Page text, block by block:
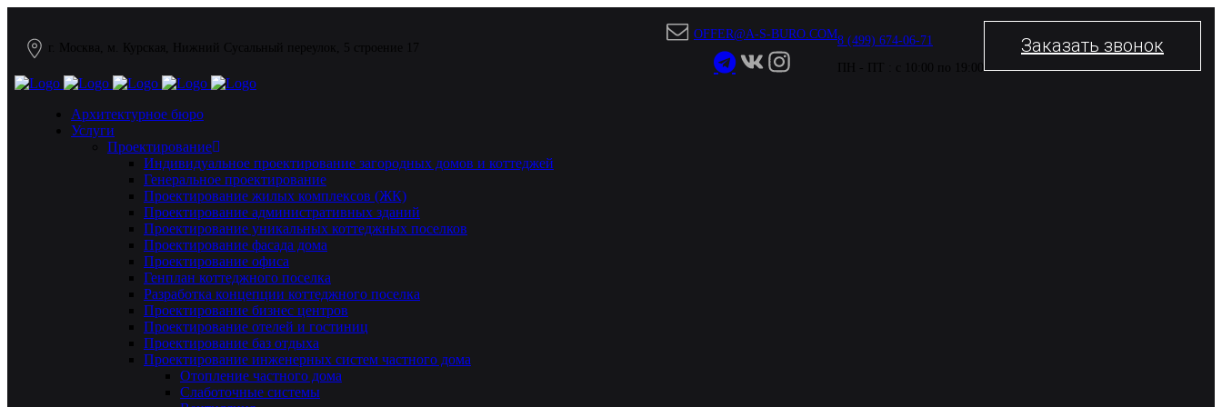
г. Москва, м. Курская, Нижний Сусальный переулок, 5 строение 17
OFFER@A-S-BURO.COM8 (499) 674-06-71
ПН - ПТ : с 10:00 по 19:00
Заказать звонок
Архитектурное бюро
Услуги
Проектирование
Индивидуальное проектирование загородных домов и коттеджей
Генеральное проектирование
Проектирование жилых комплексов (ЖК)
Проектирование административных зданий
Проектирование уникальных коттеджных поселков
Проектирование фасада дома
Проектирование офиса
Генплан коттеджного поселка
Разработка концепции коттеджного поселка
Проектирование бизнес центров
Проектирование отелей и гостиниц
Проектирование баз отдыха
Проектирование инженерных систем частного дома
Отопление частного дома
Слаботочные системы